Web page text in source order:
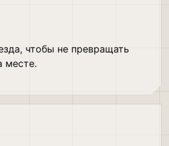
чтобы не превращать
месте.